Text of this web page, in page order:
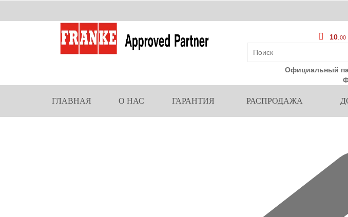
10 .00
Официальный
ГЛАВНАЯ О НАС ГАРАНТИЯ РАСПРОДАЖА